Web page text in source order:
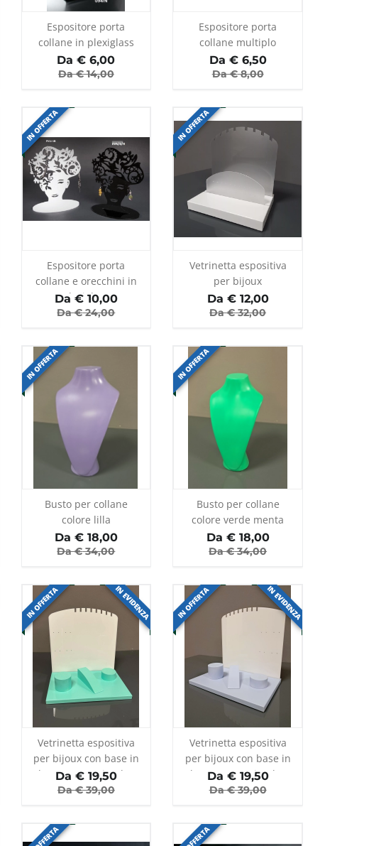
Espositore porta
collane in plexiglass
nero
Da € 6,00
Da €14,00
Espositore porta
collane multiplo
Da €6,50
Da €8,00
IN OFFERTA
Espositore porta
collane e orecchini in
plexiglass
Da €10,00
Da €24,00
IN OFFERTA
Vetrinetta espositiva
per bijoux
Da €12,00
Da €32,00
IN OFFERTA
Busto per collane
colore lilla
Da €18,00
Da €34,00
IN OFFERTA
Busto per collane
colore verde menta
Da €18,00
Da €34,00
IN OFFERTA IN EVIDENZA
Vetrinetta espositiva
per bijoux con base in
legno e retro in plex
opale
Da €19,50
Da €39,00
IN OFFERTA IN EVIDENZA
Vetrinetta espositiva
per bijoux con base in
legno e retro in plex
opale
Da €19,50
Da €39,00